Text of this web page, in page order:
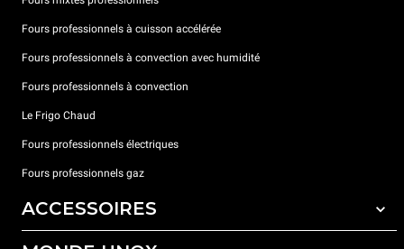
Fours professionnels à cuisson accélérée
Fours professionnels à convection avec humidité
Fours professionnels à convection
Le Frigo Chaud
Fours professionnels électriques
Fours professionnels gaz
ACCESSOIRES